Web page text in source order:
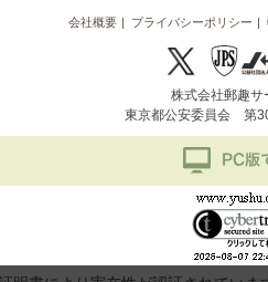
会社概要 プライバシーポリシー
株式会社郵趣サ
東京都公安委員会 第